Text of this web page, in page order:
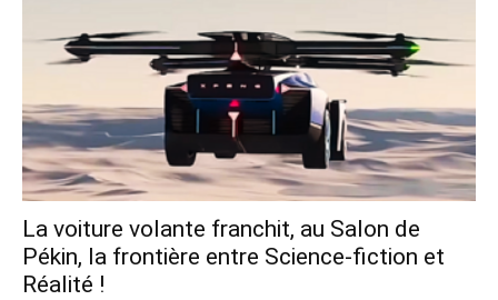
La voiture volante franchit, au Salon de
Pékin, la frontière entre Science-fiction et
Réalité !